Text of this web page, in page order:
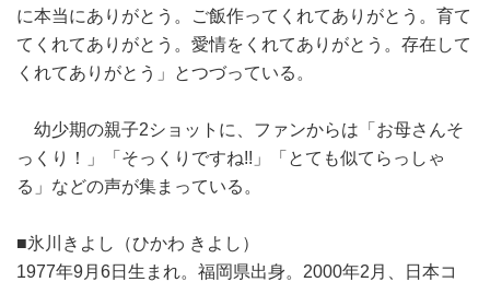
に本当にありがとう。ご飯作ってくれてありがとう。育て
てくれてありがとう。愛情をくれてありがとう。存在して
くれてありがとう」とつづっている。
幼少期の親子2ショットに、ファンからは「お母さんそ
っくり！」「そっくりですね!!」「とても似てらっしゃ
る」などの声が集まっている。
■氷川きよし（ひかわ きよし）
1977年9月6日生まれ。福岡県出身。2000年2月、日本コ